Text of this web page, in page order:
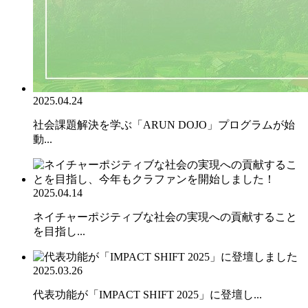
2025.04.24
社会課題解決を学ぶ「ARUN DOJO」プログラムが始
動...
2025.04.14
ネイチャーポジティブな社会の実現への貢献すること
を目指し...
2025.03.26
代表功能が「IMPACT SHIFT 2025」に登壇し...